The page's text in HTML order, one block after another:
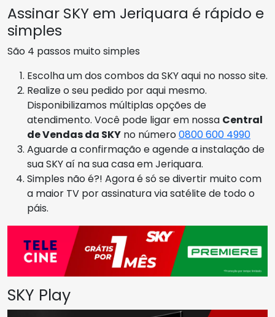
Assinar SKY em Jeriquara é rápido e
simples
São 4 passos muito simples
Escolha um dos combos da SKY aqui no nosso site.
Realize o seu pedido por aqui mesmo.
Disponibilizamos múltiplas opções de
atendimento. Você pode ligar em nossa Central
de Vendas da SKY no número0800 600 4990
Aguarde a confirmação e agende a instalação de
sua SKY aí na sua casa em Jeriquara.
Simples não é?! Agora é só se divertir muito com
a maior TV por assinatura via satélite de todo o
páis.
SKY Play